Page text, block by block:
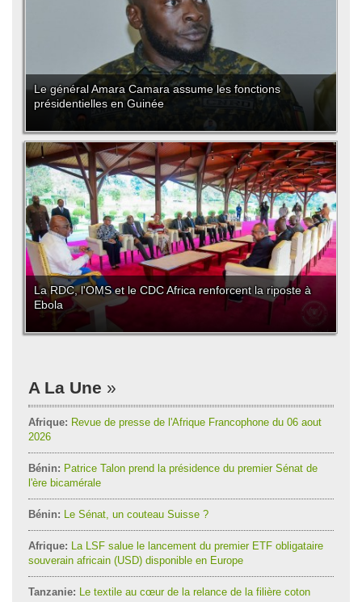
Le général Amara Camara assume les fonctions
présidentielles en Guinée
La RDC, l'OMS et le CDC Africa renforcent la riposte à
Ebola
A La Une
Afrique: Revue de presse de l'Afrique Francophone du 06 aout
2026
Bénin: Patrice Talon prend la présidence du premier Sénat de
l'ère bicamérale
Bénin: Le Sénat, un couteau Suisse ?
Afrique: La LSF salue le lancement du premier ETF obligataire
souverain africain (USD) disponible en Europe
Tanzanie: Le textile au cœur de la relance de la filière coton